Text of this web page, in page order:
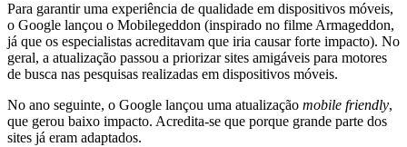
Para garantir uma experiência de qualidade em dispositivos móveis,
o Google lançou o Mobilegeddon (inspirado no filme Armageddon,
já que os especialistas acreditavam que iria causar forte impacto). No
geral, a atualização passou a priorizar sites amigáveis para motores
de busca nas pesquisas realizadas em dispositivos móveis.
No ano seguinte, o Google lançou uma atualização mobile friendly,
que gerou baixo impacto. Acredita-se que porque grande parte dos
sites já eram adaptados.